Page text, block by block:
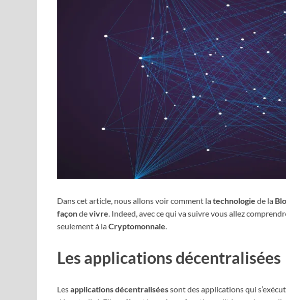
Dans cet article, nous allons voir comment latechnologie de la
façondevivre. Indeed, avec ce qui va suivre vous allez
seulement à laCryptomonnaie.
Les applications décentralisées
Lesapplications décentraliséessont des applications qui